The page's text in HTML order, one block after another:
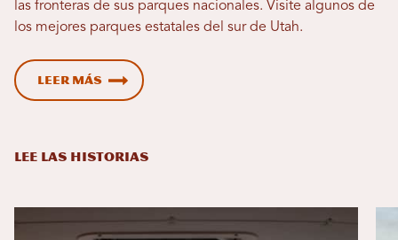
las fronteras de sus parques nacionales. Visite algunos de
los mejores parques estatales del sur de Utah.
Leer más
LEE LAS HISTORIAS